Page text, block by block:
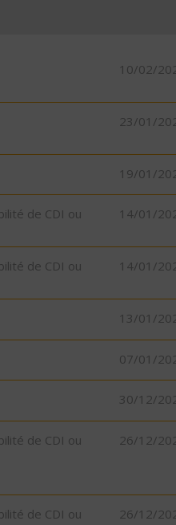
10/02/
23/01/
19/01/
de CDI ou
14/01/
de CDI ou
14/01/
13/01/
07/01/
30/12/
de CDI ou
26/12/
de CDI ou
26/12/